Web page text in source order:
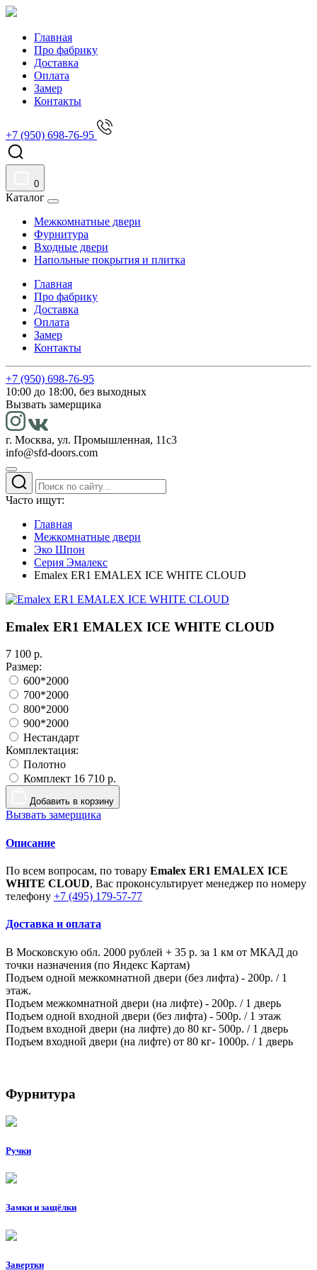
Главная
Про фабрику
Доставка
Оплата
Замер
Контакты
+7 (950) 698-76-95
0
Каталог
Межкомнатные двери
Фурнитура
Входные двери
Напольные покрытия и плитка
Главная
Про фабрику
Доставка
Оплата
Замер
Контакты
+7 (950) 698-76-95
10:00 до 18:00, без выходных
Вызвать замерщика
г. Москва, ул. Промышленная, 11с3
info@sfd-doors.com
Часто ищут:
Главная
Межкомнатные двери
Эко Шпон
Серия Эмалекс
Emalex ER1 EMALEX ICE WHITE CLOUD
Emalex ER1 EMALEX ICE WHITE CLOUD
7 100 р.
Размер:
600*2000
700*2000
800*2000
900*2000
Нестандарт
Комплектация:
Полотно
Комплект 16 710 р.
Добавить в корзину
Вызвать замерщика
Описание
По всем вопросам, по товару Emalex ER1 EMALEX ICE
WHITE CLOUD, Вас проконсультирует менеджер по номеру
телефону +7 (495) 179-57-77
Доставка и оплата
В Московскую обл. 2000 рублей + 35 р. за 1 км от МКАД до
точки назначения (по Яндекс Картам)
Подъем одной межкомнатной двери (без лифта) - 200р. / 1
этаж.
Подъем межкомнатной двери (на лифте) - 200р. / 1 дверь
Подъем одной входной двери (без лифта) - 500р. / 1 этаж
Подъем входной двери (на лифте) до 80 кг- 500р. / 1 дверь
Подъем входной двери (на лифте) от 80 кг- 1000р. / 1 дверь
Фурнитура
Ручки
Замки и защёлки
Завертки